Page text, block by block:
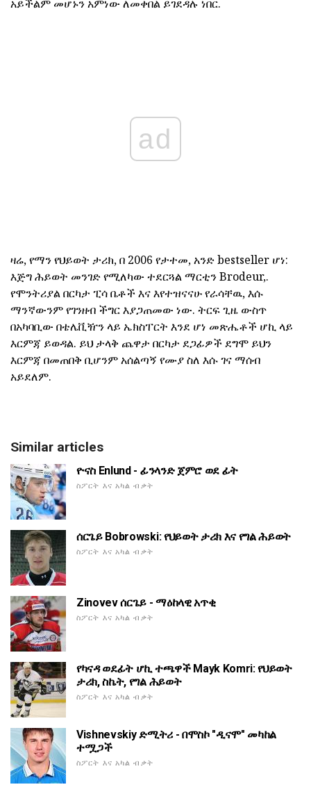
አይችልም መሆኑን አምነው ለመቀበል ይገደዳሉ ነበር.
ad
ዛሬ, የማን የህይወት ታሪክ, በ 2006 የታተመ, አንድ bestseller ሆነ:
እጅግ ሕይወት መንገድ የሚለካው ተደርጓል ማርቲን Brodeur,.
የሞንትሪያል በርካታ ፒሳ ቤቶች እና እየተዝናናሁ የራሳቸዉ, እሱ
ማንኛውንም የገንዘብ ችግር እያጋጠመው ነው. ትርፍ ጊዜ ውስጥ
በአካባቢው በቴሌቪዥን ላይ ኤክስፐርት እንደ ሆነ መጽሔቶች ሆኪ ላይ
እርምጃ ይወዳል. ይህ ታላቅ ጨዋታ በርካታ ደጋፊዎች ደግሞ ይህን
እርምጃ በመጠበቅ ቢሆንም አሰልጣኝ የሙያ ስለ እሱ ገና ማሰብ
አይደለም.
Similar articles
ዮናስ Enlund - ፊንላንድ ጀምሮ ወደ ፊት
ስፖርት እና አካል ብቃት
ሰርጌይ Bobrowski: የህይወት ታሪክ እና የግል ሕይወት
ስፖርት እና አካል ብቃት
Zinovev ሰርጌይ - ማዕከላዊ አጥቂ
ስፖርት እና አካል ብቃት
የካናዳ ወደፊት ሆኪ ተጫዋች Mayk Komri: የህይወት
ታሪክ, ስኬት, የግል ሕይወት
ስፖርት እና አካል ብቃት
Vishnevskiy ድሚትሪ - በሞስኮ "ዲናሞ" መካከል
ተሟጋች
ስፖርት እና አካል ብቃት